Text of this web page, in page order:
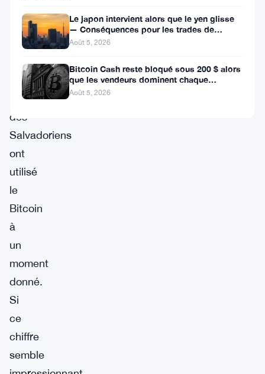
affirmant
que
plus
70 %
des
Salvadoriens
ont
utilisé
le
Bitcoin
à
un
moment
donné.
Si
ce
chiffre
semble
Le japon intervient alors que le yen glisse
— Conséquences pour les trades de
portage crypto
Août 5, 2026
Bitcoin Cash reste bloqué sous 200 $ alors
que les vendeurs dominent chaque
tentative de rallye
Août 5, 2026